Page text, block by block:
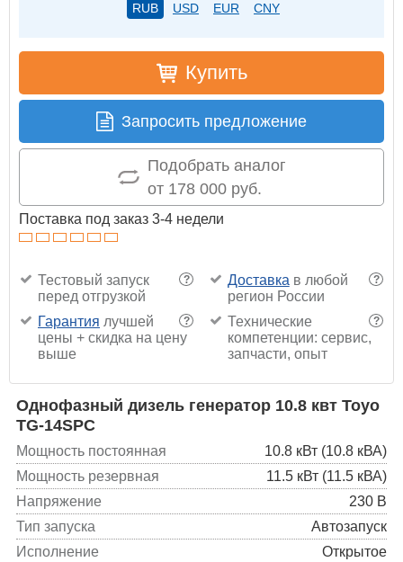
RUB USD EUR CNY
Купить
Запросить предложение
Подобрать аналог
от 178 000 руб.
Поставка под заказ 3-4 недели
?
Тестовый запуск
перед отгрузкой
?
Доставка в любой
регион России
?
Гарантия лучшей
цены + скидка на цену
выше
?
Технические
компетенции: сервис,
запчасти, опыт
Однофазный дизель генератор 10.8 квт Toyo
TG-14SPC
Мощность постоянная
10.8 кВт (10.8 кВА)
Мощность резервная
11.5 кВт (11.5 кВА)
Напряжение
230 В
Тип запуска
Автозапуск
Исполнение
Открытое